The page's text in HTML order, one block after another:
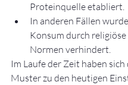
Proteinquelle etabliert.
In anderen Fällen
Konsum durch
Normen verhindert.
Im Laufe der Zeit haben sich
Muster zu den heutigen